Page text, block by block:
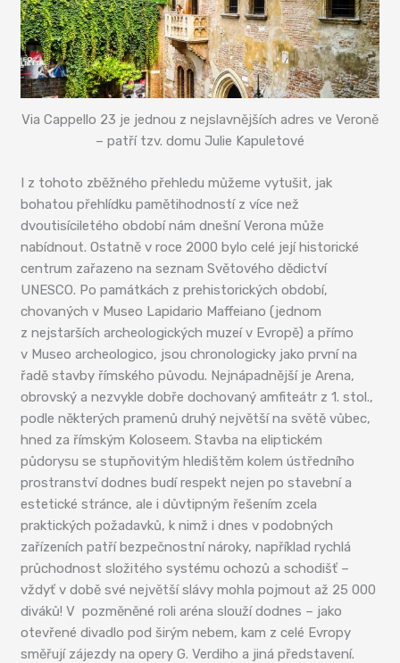
Via Cappello 23 je jednou z nejslavnějších adres ve Veroně
– patří tzv. domu Julie Kapuletové
I z tohoto zběžného přehledu můžeme vytušit, jak
bohatou přehlídku pamětihodností z více než
dvoutisíciletého období nám dnešní Verona může
nabídnout. Ostatně v roce 2000 bylo celé její historické
centrum zařazeno na seznam Světového dědictví
UNESCO. Po památkách z prehistorických období,
chovaných v Museo Lapidario Maffeiano (jednom
z nejstarších archeologických muzeí v Evropě) a přímo
v Museo archeologico, jsou chronologicky jako první na
řadě stavby římského původu. Nejnápadnější je Arena,
obrovský a nezvykle dobře dochovaný amfiteátr z 1. stol.,
podle některých pramenů druhý největší na světě vůbec,
hned za římským Koloseem. Stavba na eliptickém
půdorysu se stupňovitým hledištěm kolem ústředního
prostranství dodnes budí respekt nejen po stavební a
estetické stránce, ale i důvtipným řešením zcela
praktických požadavků, k nimž i dnes v podobných
zařízeních patří bezpečnostní nároky, například rychlá
průchodnost složitého systému ochozů a schodišť –
vždyť v době své největší slávy mohla pojmout až 25 000
diváků! V pozměněné roli aréna slouží dodnes – jako
otevřené divadlo pod širým nebem, kam z celé Evropy
směřují zájezdy na opery G. Verdiho a jiná představení.